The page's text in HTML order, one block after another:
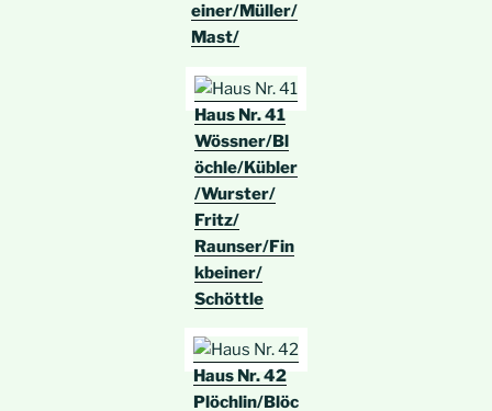
einer/Müller/
Mast/
Haus Nr. 41
Wössner/Bl
öchle/Kübler
/Wurster/
Fritz/
Raunser/Fin
kbeiner/
Schöttle
Haus Nr. 42
Plöchlin/Blöc